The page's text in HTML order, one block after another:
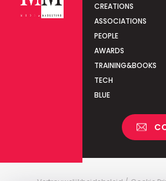
CREATIONS
ASSOCIATIONS
PEOPLE
AWARDS
TRAINING&BOOKS
TECH
BLUE